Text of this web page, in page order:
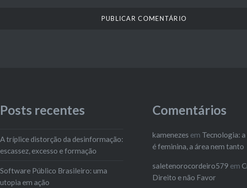
Posts recentes
A tríplice distorção da desinformação:
escassez, excesso e formação
Software Público Brasileiro: uma
utopia em ação
Comentários
kamenezes em Tecnologia:
é feminina, a área nem tanto
saletenorocordeiro579 em
Direito e não Favor